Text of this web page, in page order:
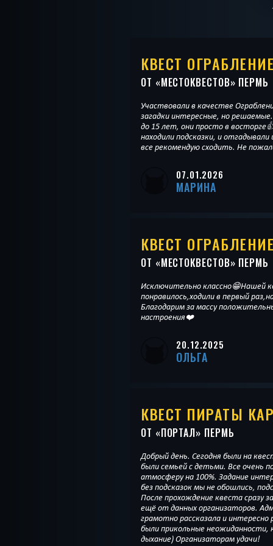
КВЕСТ
ОТ «МЕСТОКВЕСТОВ» ПЕРМЬ
Участвовали в качестве
загадки интересные, но
до 15 лет, они просто в
находили подсказки, и
все рекомендую сходить. Не
07.01.2026
МАРИНА
КВЕСТ
ОТ «МЕСТОКВЕСТОВ» ПЕРМЬ
Исключительно классно😁Нашей
понравилось,ходили в первый
Благодарим за массу
настроения❤️
20.12.2025
ОЛЬГА
КВЕСТ ПИРАТЫ
ОТ «ПОРТАЛ» ПЕРМЬ
Добрый день. Сегодня были на
были семьей с детьми. Все очень
атмосферу на 100%. Задание
без подсказок мы не обошлись,
После прохождение квеста сразу
ещё от данных организаторов.
грамотно рассказала и интересно
были прикольные
дыхание) Организаторам удачи!